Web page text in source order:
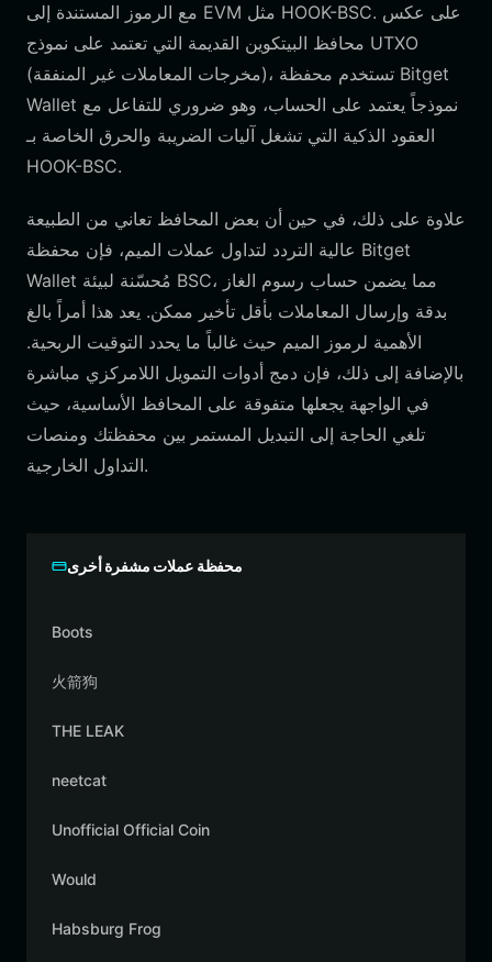
مع الرموز المستندة إلى EVM مثل HOOK-BSC. على عكس
محافظ البيتكوين القديمة التي تعتمد على نموذج UTXO
(مخرجات المعاملات غير المنفقة)، تستخدم محفظة Bitget
Wallet نموذجاً يعتمد على الحساب، وهو ضروري للتفاعل مع
العقود الذكية التي تشغل آليات الضريبة والحرق الخاصة بـ
HOOK-BSC.
علاوة على ذلك، في حين أن بعض المحافظ تعاني من الطبيعة
عالية التردد لتداول عملات الميم، فإن محفظة Bitget
Wallet مُحسّنة لبيئة BSC، مما يضمن حساب رسوم الغاز
بدقة وإرسال المعاملات بأقل تأخير ممكن. يعد هذا أمراً بالغ
الأهمية لرموز الميم حيث غالباً ما يحدد التوقيت الربحية.
بالإضافة إلى ذلك، فإن دمج أدوات التمويل اللامركزي مباشرة
في الواجهة يجعلها متفوقة على المحافظ الأساسية، حيث
تلغي الحاجة إلى التبديل المستمر بين محفظتك ومنصات
التداول الخارجية.
محفظة عملات مشفرة أخرى
Boots
火箭狗
THE LEAK
neetcat
Unofficial Official Coin
Would
Habsburg Frog